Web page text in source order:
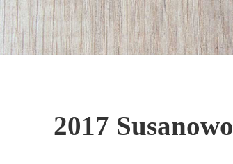
2017 Susanowo